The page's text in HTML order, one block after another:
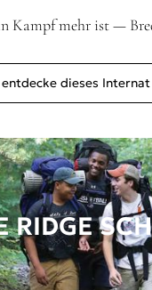
Kampf mehr ist —
entdecke dieses Internat
RIDGE